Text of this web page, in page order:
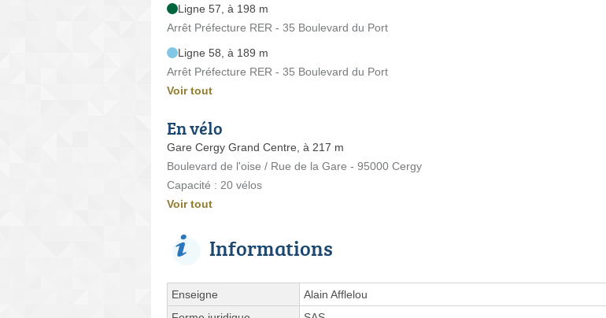
Ligne 57, à 198 m
Arrêt Préfecture RER - 35 Boulevard du Port
Ligne 58, à 189 m
Arrêt Préfecture RER - 35 Boulevard du Port
Voir tout
En vélo
Gare Cergy Grand Centre, à 217 m
Boulevard de l'oise / Rue de la Gare - 95000 Cergy
Capacité : 20 vélos
Voir tout
Informations
Enseigne
Alain Afflelou